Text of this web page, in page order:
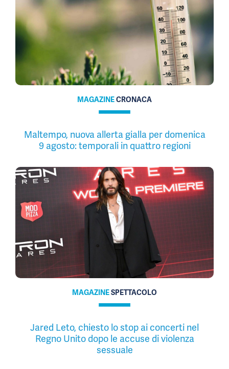
MAGAZINECRONACA
Maltempo, nuova allerta gialla per domenica
9 agosto: temporali in quattro regioni
MAGAZINESPETTACOLO
Jared Leto, chiesto lo stop ai concerti nel
Regno Unito dopo le accuse di violenza
sessuale